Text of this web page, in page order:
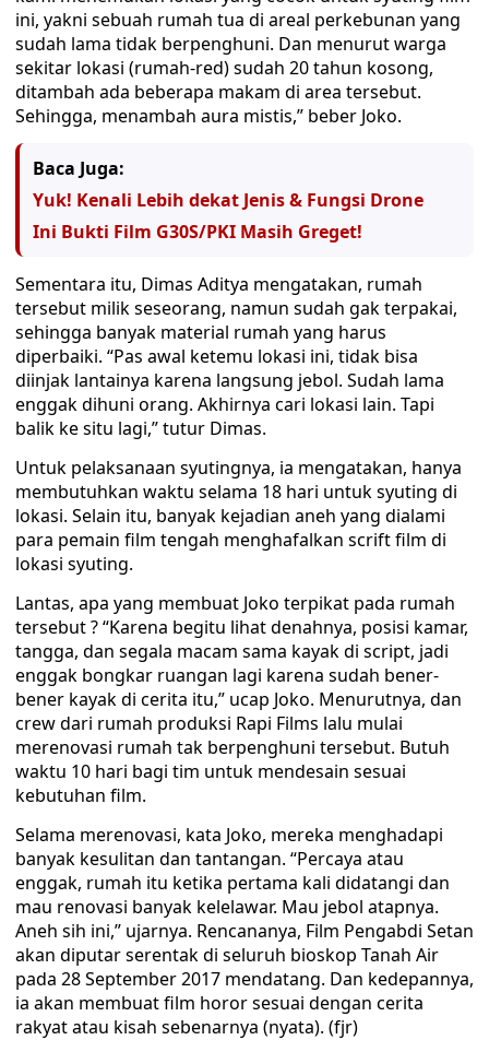
ini, yakni sebuah rumah tua di areal perkebunan yang
sudah lama tidak berpenghuni. Dan menurut warga
sekitar lokasi (rumah-red) sudah 20 tahun kosong,
ditambah ada beberapa makam di area tersebut.
Sehingga, menambah aura mistis,” beber Joko.
Baca Juga:
Yuk! Kenali Lebih dekat Jenis & Fungsi Drone
Ini Bukti Film G30S/PKI Masih Greget!
Sementara itu, Dimas Aditya mengatakan, rumah
tersebut milik seseorang, namun sudah gak terpakai,
sehingga banyak material rumah yang harus
diperbaiki. “Pas awal ketemu lokasi ini, tidak bisa
diinjak lantainya karena langsung jebol. Sudah lama
enggak dihuni orang. Akhirnya cari lokasi lain. Tapi
balik ke situ lagi,” tutur Dimas.
Untuk pelaksanaan syutingnya, ia mengatakan, hanya
membutuhkan waktu selama 18 hari untuk syuting di
lokasi. Selain itu, banyak kejadian aneh yang dialami
para pemain film tengah menghafalkan scrift film di
lokasi syuting.
Lantas, apa yang membuat Joko terpikat pada rumah
tersebut ? “Karena begitu lihat denahnya, posisi kamar,
tangga, dan segala macam sama kayak di script, jadi
enggak bongkar ruangan lagi karena sudah bener-
bener kayak di cerita itu,” ucap Joko. Menurutnya, dan
crew dari rumah produksi Rapi Films lalu mulai
merenovasi rumah tak berpenghuni tersebut. Butuh
waktu 10 hari bagi tim untuk mendesain sesuai
kebutuhan film.
Selama merenovasi, kata Joko, mereka menghadapi
banyak kesulitan dan tantangan. “Percaya atau
enggak, rumah itu ketika pertama kali didatangi dan
mau renovasi banyak kelelawar. Mau jebol atapnya.
Aneh sih ini,” ujarnya. Rencananya, Film Pengabdi Setan
akan diputar serentak di seluruh bioskop Tanah Air
pada 28 September 2017 mendatang. Dan kedepannya,
ia akan membuat film horor sesuai dengan cerita
rakyat atau kisah sebenarnya (nyata). (fjr)